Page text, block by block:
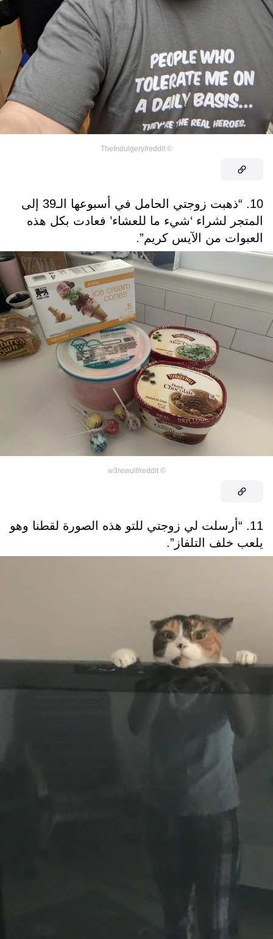
©
TheIndulgery/reddit
10. “ذهبت زوجتي الحامل في أسبوعها الـ39 إلى
المتجر لشراء ‘شيء ما للعشاء’ فعادت بكل هذه
العبوات من الآيس كريم”.
©
w3rewulf/reddit
11. “أرسلت لي زوجتي للتو هذه الصورة لقطنا وهو
يلعب خلف التلفاز”.